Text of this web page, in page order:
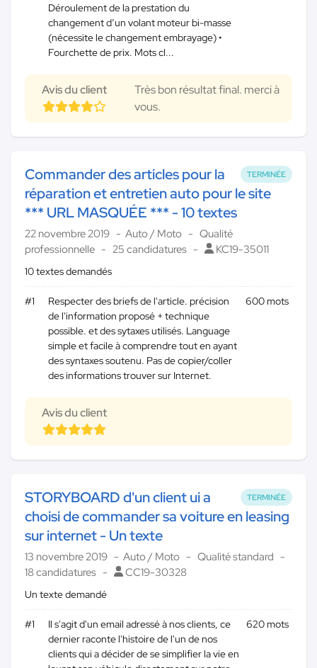
Déroulement de la prestation du
changement d’un volant moteur bi-masse
(nécessite le changement embrayage) •
Fourchette de prix. Mots cl...
Avis du client
Très bon résultat final. merci à
vous.
TERMINÉE
Commander des articles pour la
réparation et entretien auto pour le site
*** URL MASQUÉE *** - 10 textes
22 novembre 2019 Auto / Moto
Qualité
professionnelle
25 candidatures KC19-35011
10 textes demandés
#1
Respecter des briefs de l'article. précision
de l'information proposé + technique
possible. et des sytaxes utilisés. Language
simple et facile à comprendre tout en ayant
des syntaxes soutenu. Pas de copier/coller
des informations trouver sur Internet.
600 mots
Avis du client
TERMINÉE
STORYBOARD d'un client ui a
choisi de commander sa voiture en leasing
sur internet - Un texte
13 novembre 2019 Auto / Moto
Qualité standard
18 candidatures
CC19-30328
Un texte demandé
#1
Il s'agit d'un email adressé à nos clients, ce
dernier raconte l'histoire de l'un de nos
clients qui a décider de se simplifier la vie en
620 mots